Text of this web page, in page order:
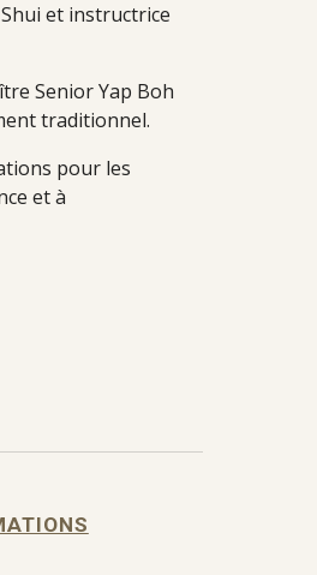
et instructrice
Senior Yap Boh
traditionnel.
pour les
et à